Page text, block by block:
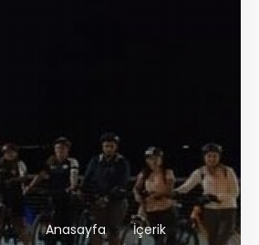
Anasayfa İçerik